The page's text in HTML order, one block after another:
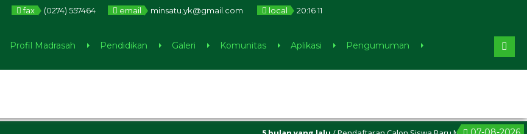
fax (0274) 557464 email minsatu.yk@gmail.com local 20:1611
Profil Madrasah Pendidikan Galeri Komunitas Aplikasi Pengumuman